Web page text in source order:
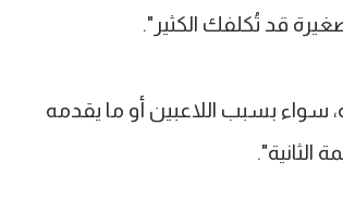
قد تُكلفك الكثير".
سواء بسبب اللاعبين أو ما يقدمه
الثانية".